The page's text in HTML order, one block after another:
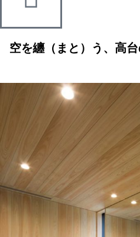
空を纏（まと）う、高